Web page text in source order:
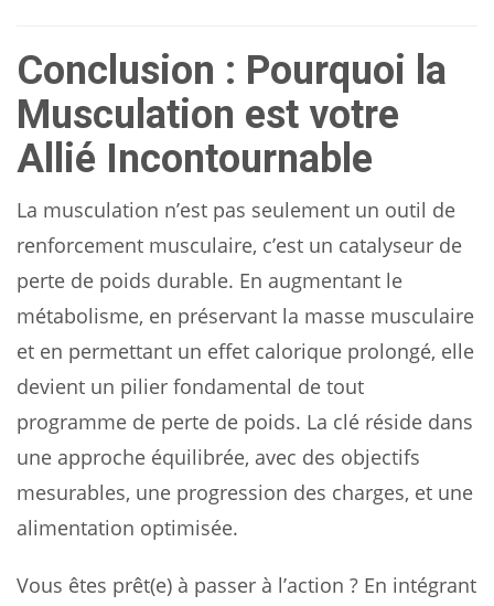
Conclusion : Pourquoi la
Musculation est votre
Allié Incontournable
La musculation n’est pas seulement un outil de
renforcement musculaire, c’est un catalyseur de
perte de poids durable. En augmentant le
métabolisme, en préservant la masse musculaire
et en permettant un effet calorique prolongé, elle
devient un pilier fondamental de tout
programme de perte de poids. La clé réside dans
une approche équilibrée, avec des objectifs
mesurables, une progression des charges, et une
alimentation optimisée.
Vous êtes prêt(e) à passer à l’action ? En intégrant